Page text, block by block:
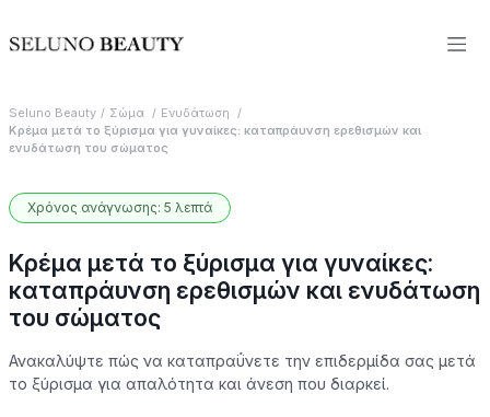
Seluno Beauty Σώμα
Ενυδάτωση
Κρέμα μετά το ξύρισμα για γυναίκες: καταπράυνση ερεθισμών και
ενυδάτωση του σώματος
Χρόνος ανάγνωσης: 5 λεπτά
Κρέμα μετά το ξύρισμα για γυναίκες:
καταπράυνση ερεθισμών και ενυδάτωση
του σώματος
Ανακαλύψτε πώς να καταπραΰνετε την επιδερμίδα σας μετά
το ξύρισμα για απαλότητα και άνεση που διαρκεί.